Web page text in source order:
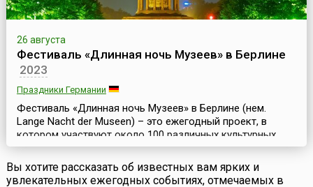
26 августа
Фестиваль «Длинная ночь Музеев» в Берлине
2023
Праздники Германии
Фестиваль «Длинная ночь Музеев» в Берлине (нем.
Lange Nacht der Museen) – это ежегодный проект, в
котором участвуют около 100 различных культурных
учреждений германской столицы. Он проходит во
второй половине августа.В рамках фестиваля музеи,
галереи, выставочные залы, архивы, собрания,
Вы хотите рассказать об известных вам ярких и
увлекательных ежегодных событиях, отмечаемых в